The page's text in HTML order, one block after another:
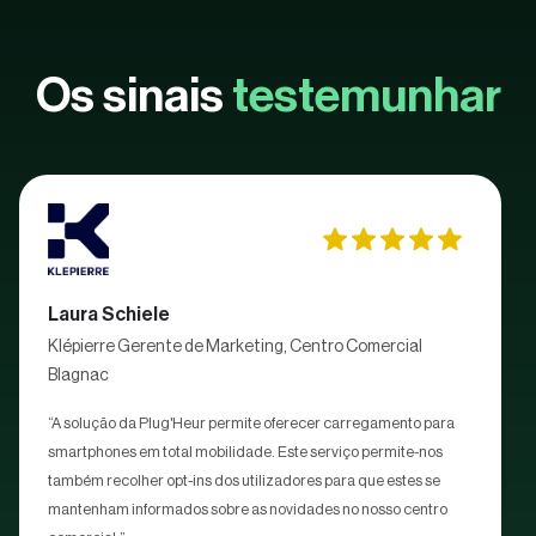
Os sinais testemunhar
Laura Schiele
Klépierre Gerente de Marketing, Centro Comercial
Blagnac
“A solução da Plug'Heur permite oferecer carregamento para
smartphones em total mobilidade. Este serviço permite-nos
também recolher opt-ins dos utilizadores para que estes se
mantenham informados sobre as novidades no nosso centro